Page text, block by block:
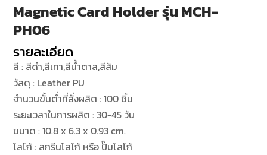
Magnetic Card Holder รุ่น MCH-
PH06
รายละเอียด
สี : สีดำ,สีเทา,สีน้ำตาล,สีส้ม
วัสดุ : Leather PU
จำนวนขั้นต่ำที่สั่งผลิต : 100 ชิ้น
ระยะเวลาในการผลิต : 30-45 วัน
ขนาด : 10.8 x 6.3 x 0.93 cm.
โลโก้ : สกรีนโลโก้ หรือ ปั๊มโลโก้